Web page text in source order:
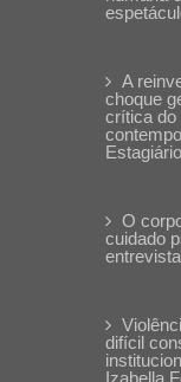
A
choque
crítica do
O
cuidado
difícil
Izabella